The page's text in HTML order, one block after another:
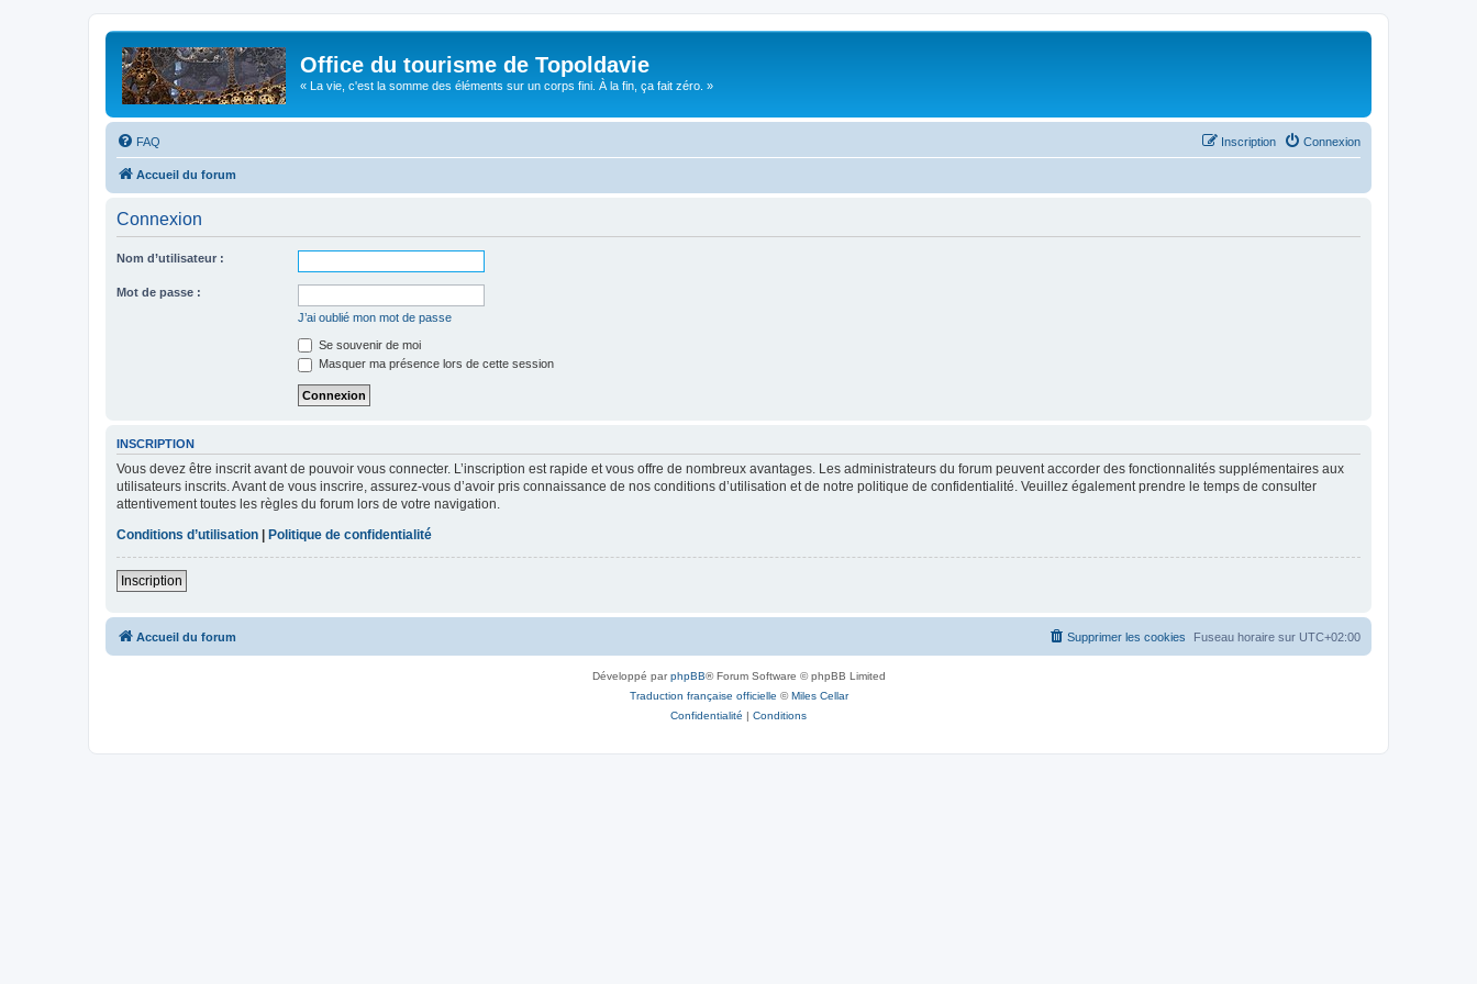
Office du tourisme de Topoldavie
« La vie, c'est la somme des éléments sur un corps fini. À la fin, ça fait zéro. »
FAQ Connexion
Inscription
Accueil du forum
Connexion
Nom d’utilisateur :
Mot de passe :
J’ai oublié mon mot de passe
Se souvenir de moi
Masquer ma présence lors de cette session
INSCRIPTION
Vous devez être inscrit avant de pouvoir vous connecter. L’inscription est rapide et vous offre de nombreux avantages. Les administrateurs du forum peuvent accorder des fonctionnalités supplémentaires aux
utilisateurs inscrits. Avant de vous inscrire, assurez-vous d’avoir pris connaissance de nos conditions d’utilisation et de notre politique de confidentialité. Veuillez également prendre le temps de consulter
attentivement toutes les règles du forum lors de votre navigation.
Conditions d’utilisation
Politique de confidentialité
Inscription
Accueil du forum Fuseau horaire sur UTC+02:00
Supprimer les cookies
Développé parphpBB® Forum Software © phpBB Limited
Traduction française officielle ©Miles Cellar
Confidentialité | Conditions